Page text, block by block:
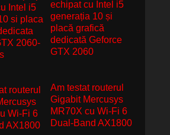
echipat cu Intel i5
generația 10 și
placă grafică
dedicată Geforce
GTX 2060
Am testat routerul
Gigabit Mercusys
MR70X cu Wi-Fi 6
Dual-Band AX1800